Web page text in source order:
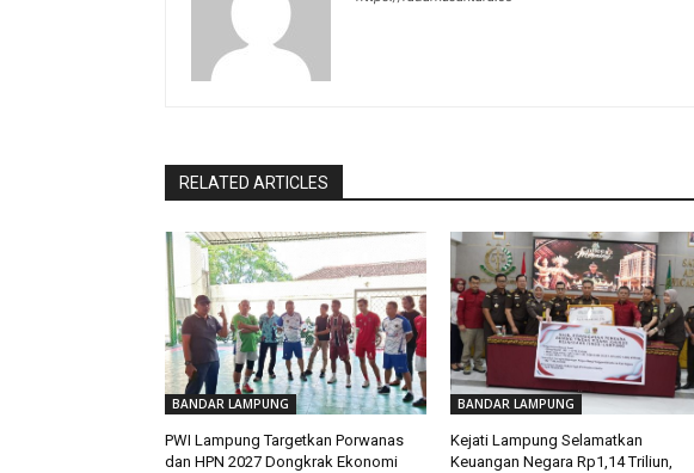
RELATED ARTICLES
BANDAR LAMPUNG
PWI Lampung Targetkan Porwanas
dan HPN 2027 Dongkrak Ekonomi
BANDAR LAMPUNG
Kejati Lampung Selamatkan
Keuangan Negara Rp1,14 Triliun,